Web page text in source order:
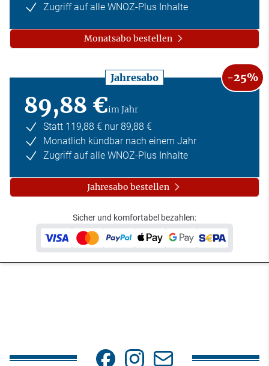
Zugriff auf alle WNOZ-Plus Inhalte
Monatsabo bestellen
Jahresabo -25%
89,88 €im Jahr
Statt 119,88 € nur 89,88 €
Monatlich kündbar nach einem Jahr
Zugriff auf alle WNOZ-Plus Inhalte
Jahresabo bestellen
Sicher und komfortabel bezahlen: